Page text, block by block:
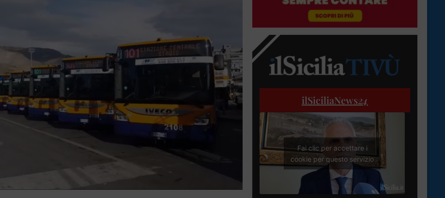
ilSiciliaNews24
Fai clic per accettare i
cookie per questo servizio